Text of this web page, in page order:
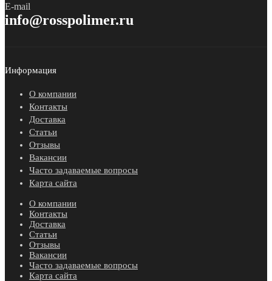
E-mail
info@rosspolimer.ru
Информация
О компании
Контакты
Доставка
Статьи
Отзывы
Вакансии
Часто задаваемые вопросы
Карта сайта
О компании
Контакты
Доставка
Статьи
Отзывы
Вакансии
Часто задаваемые вопросы
Карта сайта